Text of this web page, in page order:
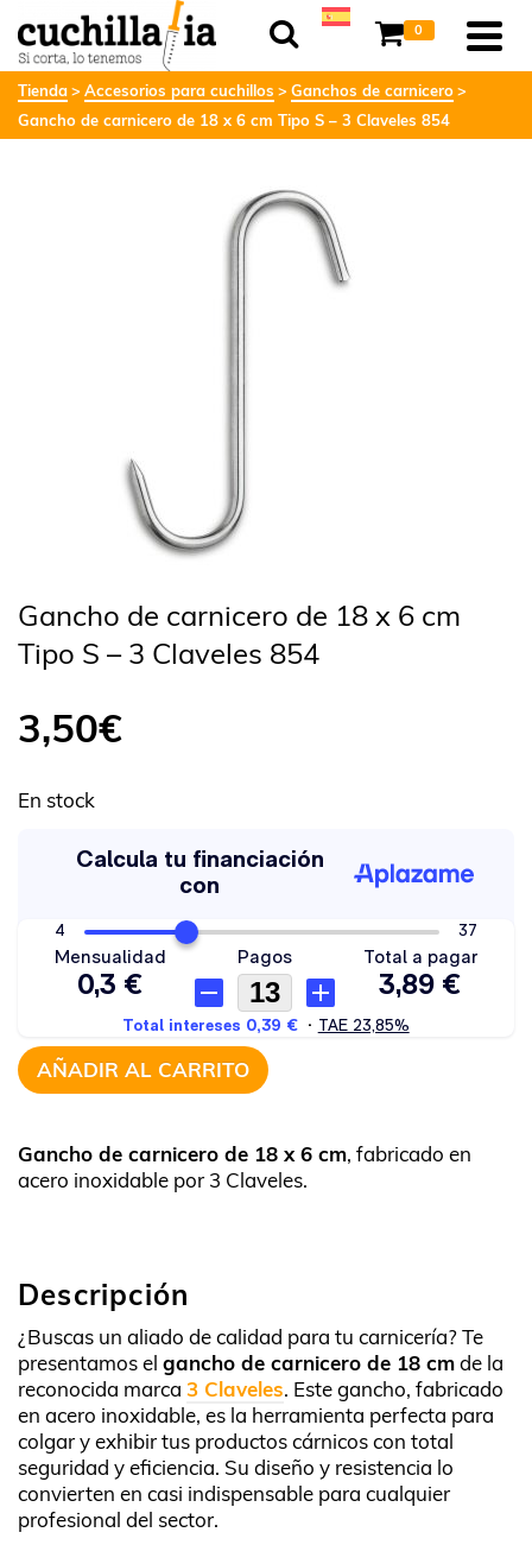
0
Tienda Accesorios para cuchillos
Ganchos de carnicero
Gancho de carnicero de 18 x 6 cm Tipo S – 3 Claveles 854
Gancho de carnicero de 18 x 6 cm
Tipo S – 3 Claveles 854
3,50€
En stock
AÑADIR AL CARRITO
Gancho de carnicero de 18 x 6 cm, fabricado en
acero inoxidable por 3 Claveles.
Descripción
¿Buscas un aliado de calidad para tu carnicería? Te
presentamos el gancho de carnicero de 18 cmde la
reconocida marca 3 Claveles. Este gancho, fabricado
en acero inoxidable, es la herramienta perfecta para
colgar y exhibir tus productos cárnicos con total
seguridad y eficiencia. Su diseño y resistencia lo
convierten en casi indispensable para cualquier
profesional del sector.